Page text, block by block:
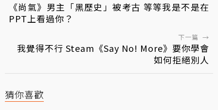
《尚氣》男主「黑歷史」被考古 等等我是不是在
PPT上看過你？
下一篇 →
我覺得不行 Steam《Say No! More》要你學會
如何拒絕別人
猜你喜歡